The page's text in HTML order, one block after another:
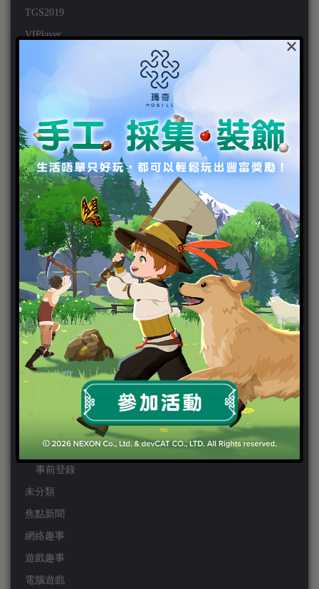
TGS2019
VIPlayer
天堂2:革命 攻略
好康活動
官方虛寶
家用遊戲
3DS
PC
PS VITA
PS3
PS4
PSP
Wii
Wiiu
XBOX ONE
IOS
事前登錄
未分類
焦點新聞
網絡趣事
遊戲趣事
電腦遊戲
×